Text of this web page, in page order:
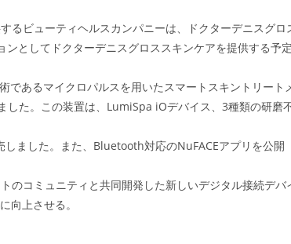
るビューティヘルスカンパニーは、ドクターデニスグロ
としてドクターデニスグロススキンケアを提供する予定
あるマイクロパルスを用いたスマートスキントリート
た。この装置は、LumiSpa iOデバイス、3種類の研磨
ました。また、Bluetooth対応のNuFACEアプリを公開
コミュニティと共同開発した新しいデジタル接続デバ
向上させる。